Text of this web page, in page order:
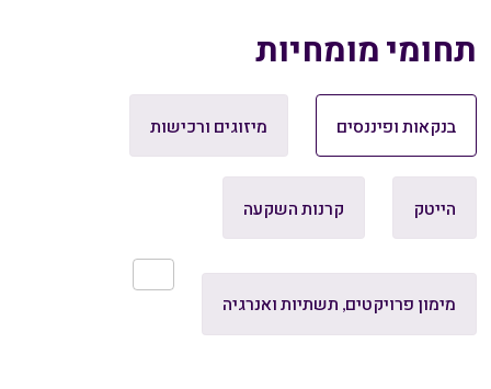
תחומי מומחיות
בנקאות ופיננסים מיזוגים ורכישות
הייטק קרנות השקעה
מימון פרויקטים, תשתיות ואנרגיה